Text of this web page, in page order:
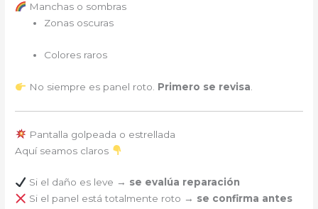
Manchas o sombras
Zonas oscuras
Colores raros
No siempre es panel roto. Primero se revisa.
Pantalla golpeada o estrellada
Aquí seamos claros
Si el daño es leve → se evalúa reparación
Si el panel está totalmente roto → se confirma antes